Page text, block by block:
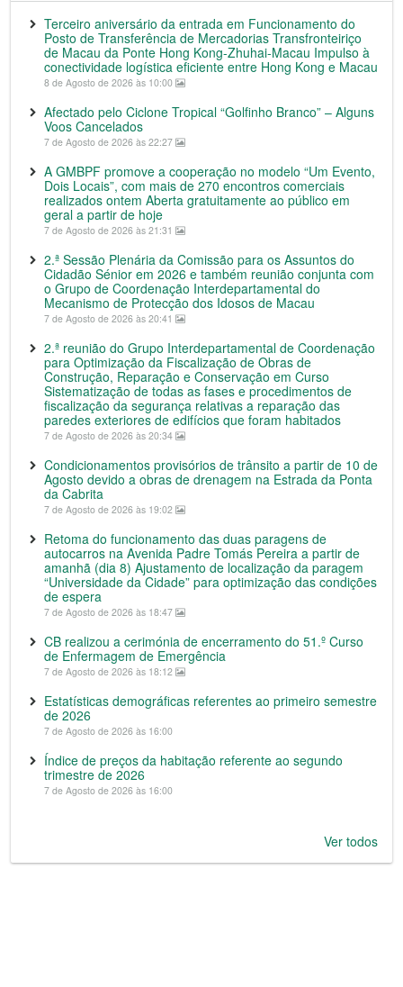
Terceiro aniversário da entrada em Funcionamento do
Posto de Transferência de Mercadorias Transfronteiriço
de Macau da Ponte Hong Kong-Zhuhai-Macau Impulso à
conectividade logística eficiente entre Hong Kong e Macau
8 de Agosto de 2026 às 10:00
Afectado pelo Ciclone Tropical “Golfinho Branco” – Alguns
Voos Cancelados
7 de Agosto de 2026 às 22:27
A GMBPF promove a cooperação no modelo “Um Evento,
Dois Locais”, com mais de 270 encontros comerciais
realizados ontem Aberta gratuitamente ao público em
geral a partir de hoje
7 de Agosto de 2026 às 21:31
2.ª Sessão Plenária da Comissão para os Assuntos do
Cidadão Sénior em 2026 e também reunião conjunta com
o Grupo de Coordenação Interdepartamental do
Mecanismo de Protecção dos Idosos de Macau
7 de Agosto de 2026 às 20:41
2.ª reunião do Grupo Interdepartamental de Coordenação
para Optimização da Fiscalização de Obras de
Construção, Reparação e Conservação em Curso
Sistematização de todas as fases e procedimentos de
fiscalização da segurança relativas a reparação das
paredes exteriores de edifícios que foram habitados
7 de Agosto de 2026 às 20:34
Condicionamentos provisórios de trânsito a partir de 10 de
Agosto devido a obras de drenagem na Estrada da Ponta
da Cabrita
7 de Agosto de 2026 às 19:02
Retoma do funcionamento das duas paragens de
autocarros na Avenida Padre Tomás Pereira a partir de
amanhã (dia 8) Ajustamento de localização da paragem
“Universidade da Cidade” para optimização das condições
de espera
7 de Agosto de 2026 às 18:47
CB realizou a cerimónia de encerramento do 51.º Curso
de Enfermagem de Emergência
7 de Agosto de 2026 às 18:12
Estatísticas demográficas referentes ao primeiro semestre
de 2026
7 de Agosto de 2026 às 16:00
Índice de preços da habitação referente ao segundo
trimestre de 2026
7 de Agosto de 2026 às 16:00
Ver todos